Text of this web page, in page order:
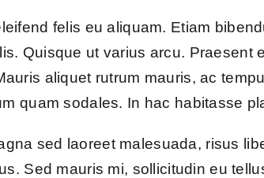
felis eu aliquam. Etiam
Quisque ut varius arcu. Praesent
aliquet rutrum mauris, ac
quam sodales. In hac habitasse
sed laoreet malesuada, risus
Sed mauris mi, sollicitudin eu